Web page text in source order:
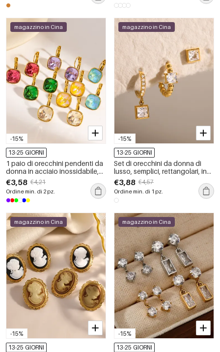
-15%
magazzino in Cina
13-25 GIORNI
1 paio di orecchini pendenti da
donna in acciaio inossidabile,
rettangolari, impermeabili e
zirconi, eleganti e lussuosi
€3,58 €4,21
Ordine min. di 2 pz.
-15%
magazzino in Cina
13-25 GIORNI
Set di orecchini da donna di
lusso, semplici, rettangolari, in
acciaio inossidabile,
impermeabili, color oro, con
zirconi.
€3,88 €4,57
Ordine min. di 1 pz.
-15%
magazzino in Cina
13-25 GIORNI
-15%
magazzino in Cina
13-25 GIORNI